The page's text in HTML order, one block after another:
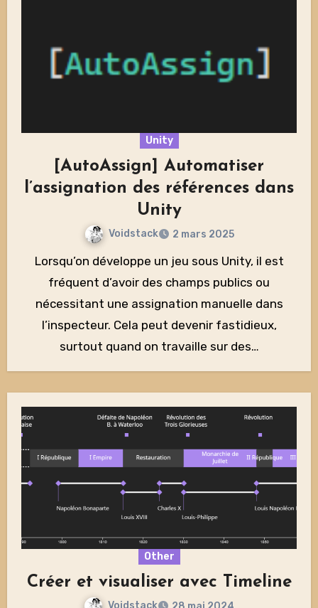
Unity
[AutoAssign] Automatiser
l’assignation des références dans
Unity
Voidstack 2 mars 2025
Lorsqu’on développe un jeu sous Unity, il est
fréquent d’avoir des champs publics ou
nécessitant une assignation manuelle dans
l’inspecteur. Cela peut devenir fastidieux,
surtout quand on travaille sur des…
Other
Créer et visualiser avec Timeline